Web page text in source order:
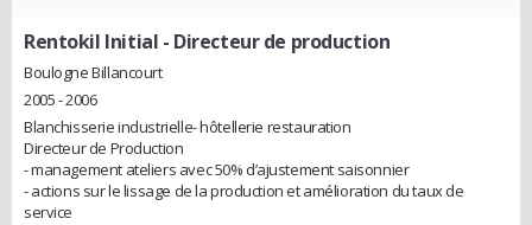
Rentokil Initial - Directeur de production
Boulogne Billancourt
2005 - 2006
Blanchisserie industrielle- hôtellerie restauration
Directeur de Production
- management ateliers avec 50% d’ajustement saisonnier
- actions sur le lissage de la production et amélioration du taux de
service